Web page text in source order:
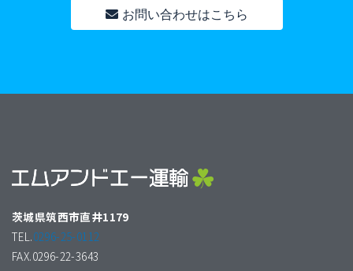
お問い合わせはこちら
茨城県筑西市直井1179
TEL.0296-25-0112
FAX.0296-22-3643